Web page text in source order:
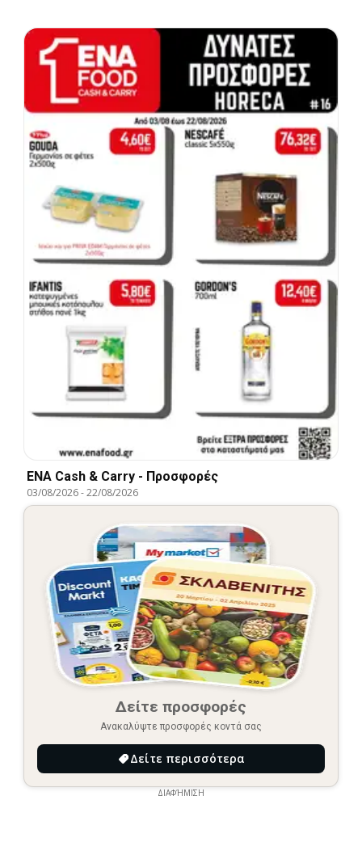
ENA Cash & Carry - Προσφορές
03/08/2026-22/08/2026
Δείτε προσφορές
Ανακαλύψτε προσφορές κοντά σας
Δείτε περισσότερα
ΔΙΑΦΉΜΙΣΗ